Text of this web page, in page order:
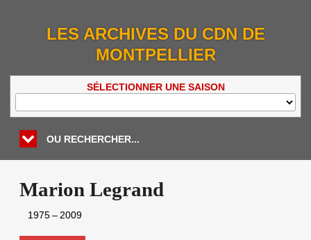
LES ARCHIVES DU CDN DE
MONTPELLIER
SÉLECTIONNER UNE SAISON
OU RECHERCHER...
Marion Legrand
1975– 2009